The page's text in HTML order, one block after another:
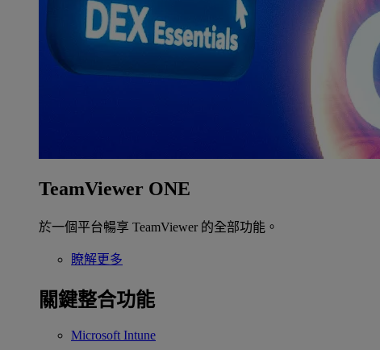
TeamViewer ONE
於一個平台暢享 TeamViewer 的全部功能。
瞭解更多
關鍵整合功能
Microsoft Intune